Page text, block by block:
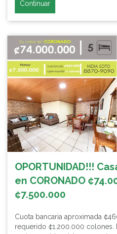
Continuar
OPORTUNIDAD!!!
en CORONADO
¢7.500.000
Cuota bancaria aproximada
requerido ¢1.200.000 colones.